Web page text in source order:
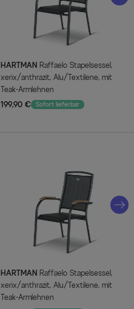
HARTMAN
xerix/anthrazit, Alu/Textilene, mit
Teak-Armlehnen
199,90 €
Sofort lieferbar
HARTMAN
xerix/anthrazit, Alu/Textilene, mit
Teak-Armlehnen